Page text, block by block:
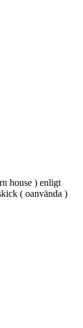
house ) enligt
( oanvända )